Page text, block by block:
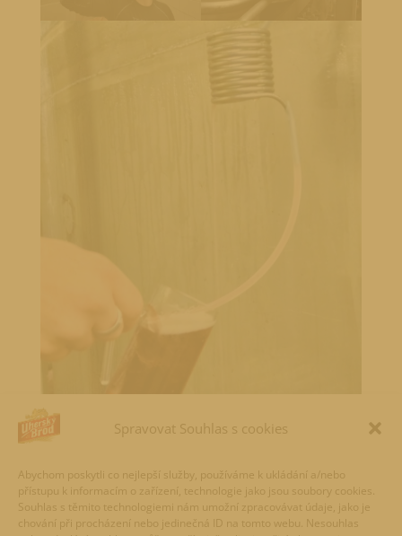
Spravovat Souhlas s cookies
Abychom poskytli co nejlepší služby, používáme k ukládání a/nebo
přístupu k informacím o zařízení, technologie jako jsou soubory cookies.
Souhlas s těmito technologiemi nám umožní zpracovávat údaje, jako je
chování při procházení nebo jedinečná ID na tomto webu. Nesouhlas
čertovským speciálem.
Navštivte náš web
Ochutnej Novinku
a zjistěte více o
aktuálních speciálech.